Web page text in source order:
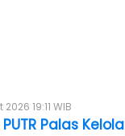
19:11 WIB
Palas